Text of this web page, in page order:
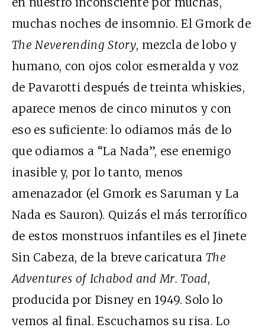
muchas noches de insomnio. El Gmork de
The Neverending Story, mezcla de lobo y
humano, con ojos color esmeralda y voz
de Pavarotti después de treinta whiskies,
aparece menos de cinco minutos y con
eso es suficiente: lo odiamos más de lo
que odiamos a “La Nada”, ese enemigo
inasible y, por lo tanto, menos
amenazador (el Gmork es Saruman y La
Nada es Sauron). Quizás el más terrorífico
de estos monstruos infantiles es el Jinete
Sin Cabeza, de la breve caricatura The
Adventures of Ichabod and Mr. Toad,
producida por Disney en 1949. Solo lo
vemos al final. Escuchamos su risa. Lo